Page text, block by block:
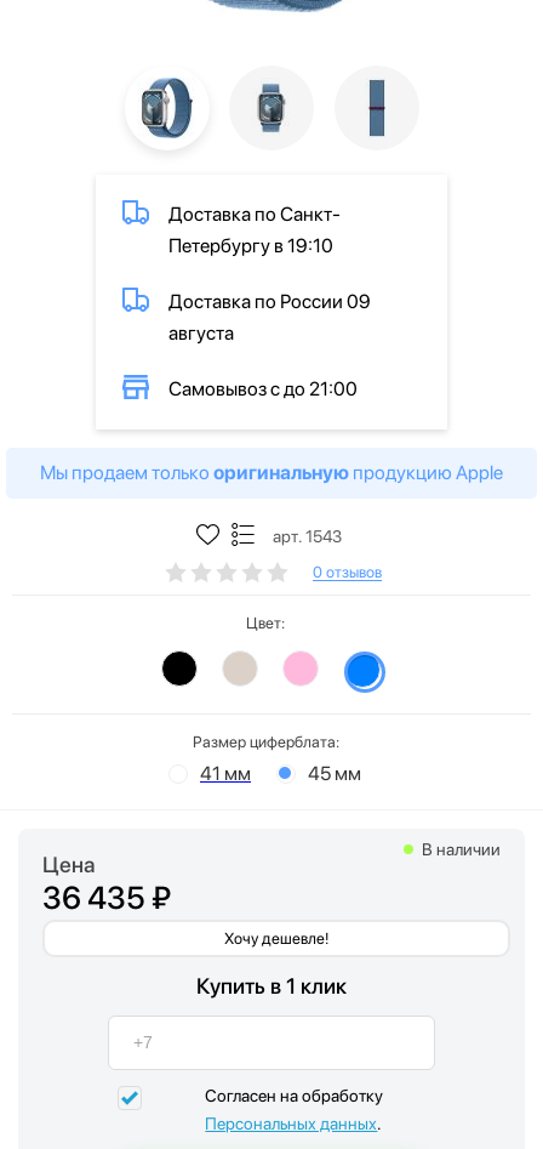
Доставка по Санкт-
Петербургу в 19:10
Доставка по России 09
августа
Самовывоз с до 21:00
Мы продаем только оригинальную продукцию Apple
арт. 1543
0 отзывов
Цвет:
Размер циферблата:
41 мм 45 мм
Цена
36 435 ₽
Хочу дешевле!
В наличии
Купить в 1 клик
Согласен на обработку
Персональных данных.